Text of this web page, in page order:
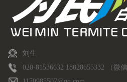
刘生
020-81536632 18028655332 （微